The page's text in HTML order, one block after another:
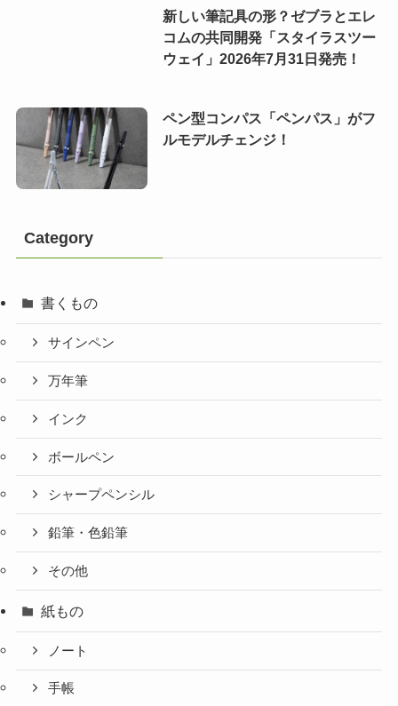
新しい筆記具の形？ゼブラとエレ
コムの共同開発「スタイラスツー
ウェイ」2026年7月31日発売！
ペン型コンパス「ペンパス」がフ
ルモデルチェンジ！
Category
書くもの
サインペン
万年筆
インク
ボールペン
シャープペンシル
鉛筆・色鉛筆
その他
紙もの
ノート
手帳